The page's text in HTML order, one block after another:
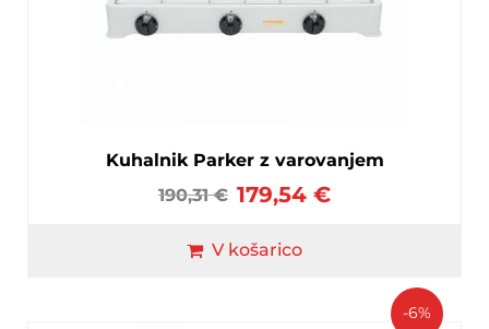
Kuhalnik Parker z varovanjem
190,31€ 179,54€
V košarico
-6%